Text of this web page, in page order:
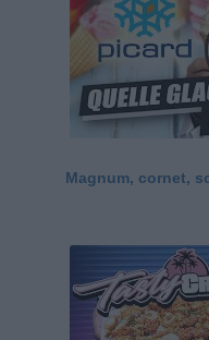
Magnum, cornet,